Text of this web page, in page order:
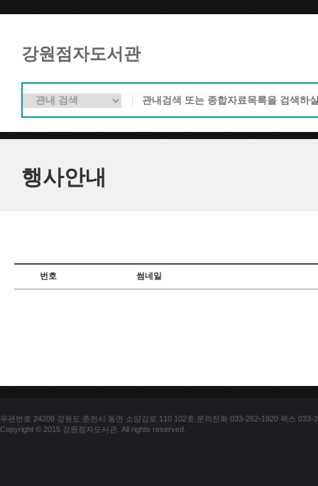
강원점자도서관
행사안내
번호 썸네일
우편번호 24209 강원도 춘천시 동면 소양강로 110 102호 문의전화 033-262-1920 팩스 033-
Copyright © 2015 강원점자도서관. All rights reserved.